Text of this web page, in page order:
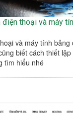
thoại và máy
và máy tính bảng
biết cách thiết
tìm hiểu nhé